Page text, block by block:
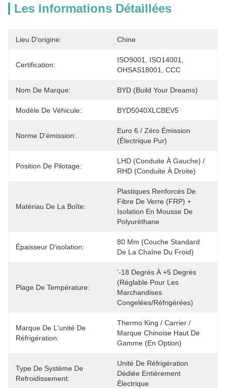
Les Informations Détaillées
Lieu D'origine: Chine
Certification:
ISO9001, ISO14001,
OHSAS18001, CCC
Nom De Marque: BYD (Build Your Dreams)
Modèle De Véhicule: BYD5040XLCBEV5
Norme D'émission:
Euro 6 / Zéro Émission
(électrique Pur)
Position De Pilotage:
LHD (conduite À Gauche) /
RHD (conduite À Droite)
Matériau De La Boîte:
Plastiques Renforcés De
Fibre De Verre (FRP) +
Isolation En Mousse De
Polyuréthane
Épaisseur D'isolation:
80 Mm (couche Standard
De La Chaîne Du Froid)
Plage De Température:
'-18 Degrés À +5 Degrés
(réglable Pour Les
Marchandises
Congelées/réfrigérées)
Marque De L'unité De
Réfrigération:
Thermo King / Carrier /
Marque Chinoise Haut De
Gamme (en Option)
Type De Système De
Refroidissement:
Unité De Réfrigération
Dédiée Entièrement
Électrique